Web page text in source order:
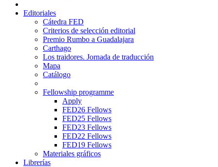
Editoriales
Cátedra FED
Criterios de selección editorial
Premio Rumbo a Guadalajara
Carthago
Los traidores. Jornada de traducción
Mapa
Catálogo
Fellowship programme
Apply
FED26 Fellows
FED25 Fellows
FED23 Fellows
FED22 Fellows
FED19 Fellows
Materiales gráficos
Librerías